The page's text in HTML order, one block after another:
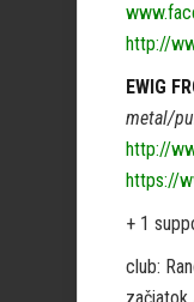
http://
EWIG
metal/
http://
https://
+ 1
club: